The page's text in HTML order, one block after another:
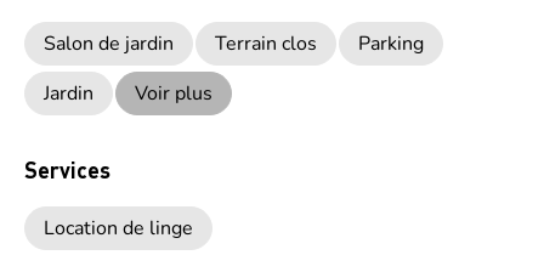
Salon de jardin Terrain clos
Parking
Jardin
Voir plus
Services
Location de linge